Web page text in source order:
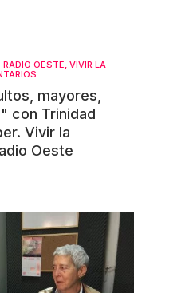
RADIO OESTE, VIVIR LA
mayores,
con Trinidad
Vivir la
Oeste